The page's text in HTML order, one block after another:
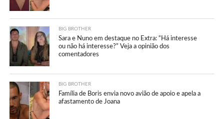
BIG BROTHER
Sara e Nuno em destaque no Extra: “Há interesse
ou não há interesse?” Veja a opinião dos
comentadores
BIG BROTHER
Família de Boris envia novo avião de apoio e apela a
afastamento de Joana